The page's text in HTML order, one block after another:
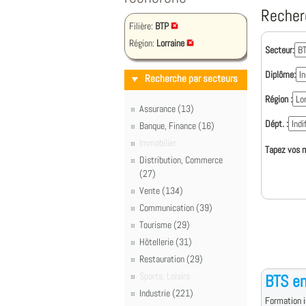
Filière: BTP
Région: Lorraine
Recherche par secteurs
Assurance (13)
Banque, Finance (16)
Immobilier
Distribution, Commerce
(27)
Vente (134)
Communication (39)
Tourisme (29)
Hôtellerie (31)
Restauration (29)
Sports, Loisirs
Industrie (221)
Secteur:
Diplôme:
Région :
Dépt. :
Tapez vos
BTS
Formation